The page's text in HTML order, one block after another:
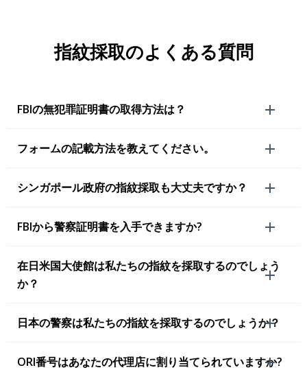
指紋採取のよくある質問
FBIの無犯罪証明書の取得方法は？
フォームの記載方法を教えてください。
シンガポール政府の指紋採取も大丈夫ですか？
FBIから警察証明書を入手できますか?
在日米国大使館は私たちの指紋を採取するのでしょう
か？
日本の警察は私たちの指紋を採取するのでしょうか？
ORI番号はあなたの代理店に割り当てられていますか?